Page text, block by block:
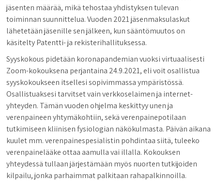
jäsenten määrää, mikä tehostaa yhdistyksen tulevan
toiminnan suunnittelua. Vuoden 2021 jäsenmaksulaskut
lähetetään jäsenille sen jälkeen, kun sääntömuutos on
käsitelty Patentti- ja rekisterihallituksessa.
Syyskokous pidetään koronapandemian vuoksi virtuaalisesti
Zoom-kokouksena perjantaina 24.9.2021, eli voit osallistua
syyskokoukseen itsellesi sopivimmassa ympäristössä.
Osallistuaksesi tarvitset vain verkkoselaimen ja internet-
yhteyden. Tämän vuoden ohjelma keskittyy unen ja
verenpaineen yhtymäkohtiin, sekä verenpainepotilaan
tutkimiseen kliinisen fysiologian näkökulmasta. Päivän aikana
kuulet mm. verenpainespesialistin pohdintaa siitä, tuleeko
verenpainelääke ottaa aamulla vai illalla. Kokouksen
yhteydessä tullaan järjestämään myös nuorten tutkijoiden
kilpailu, jonka parhaimmat palkitaan rahapalkinnoilla.